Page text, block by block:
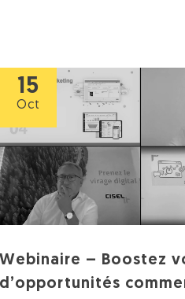
15
Oct
Webinaire – Boostez
d’opportunités